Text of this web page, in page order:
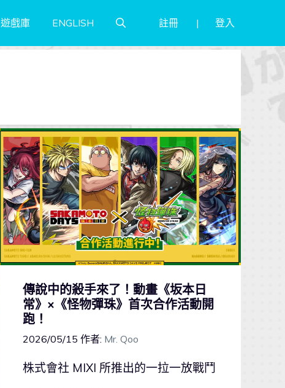
遊戲庫 ENGLISH 註冊 登入
傳說中的殺手來了！動畫《坂本日
常》×《怪物彈珠》首次合作活動開
跑！
2026/05/15 作者: Mr. Qoo
株式會社 MIXI 所推出的一拉一放戰鬥